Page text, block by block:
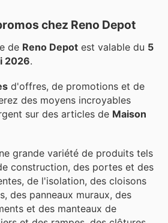
chez Reno Depot
de Reno Depot est valable du 5
2026.
d'offres, de promotions et de
des moyens incroyables
sur des articles de Maison
grande variété de produits tels
construction, des portes et des
de l'isolation, des cloisons
des panneaux muraux, des
et des manteaux de